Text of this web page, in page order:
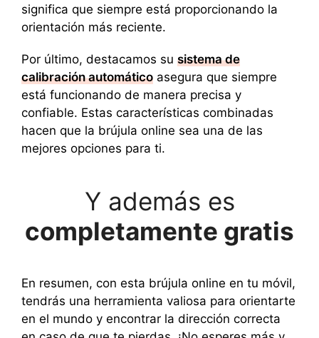
significa que siempre está proporcionando la
orientación más reciente.
Por último, destacamos su sistema de
calibración automático asegura que siempre
está funcionando de manera precisa y
confiable. Estas características combinadas
hacen que la brújula online sea una de las
mejores opciones para ti.
Y además es
completamente gratis
En resumen, con esta brújula online en tu móvil,
tendrás una herramienta valiosa para orientarte
en el mundo y encontrar la dirección correcta